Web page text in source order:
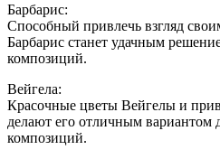
Барбарис:
Способный привлечь взгляд
Барбарис станет удачным
композиций.
Вейгела:
Красочные цветы Вейгелы и
делают его отличным вариантом
композиций.